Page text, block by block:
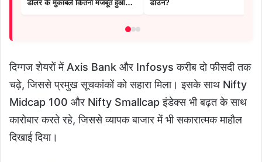
डॉलर के मुकाबले कितना मजबूत हुआ
डाउन?
दिग्गज शेयरों में Axis Bank और Infosys करीब दो फीसदी तक
चढ़े, जिससे प्रमुख सूचकांकों को सहारा मिला। इसके साथ Nifty
Midcap 100 और Nifty Smallcap इंडेक्स भी बढ़त के साथ
कारोबार करते रहे, जिससे व्यापक बाजार में भी सकारात्मक माहौल
दिखाई दिया।